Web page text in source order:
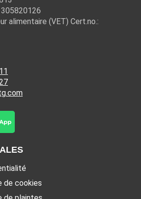
alimentaire (VET) Cert.no.:
de cookies